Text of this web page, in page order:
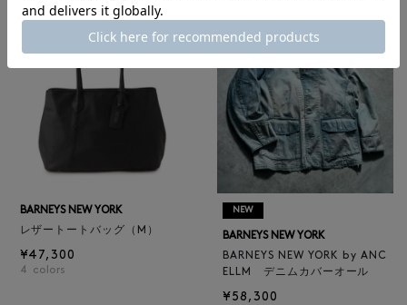
BARNEYS NEW YORK
レザートートバッグ（M）
¥47,300
4 colors
NEW
BARNEYS NEW YORK
BARNEYS NEW YORK by ANC
ELLM デニムカバーオール
¥58,300